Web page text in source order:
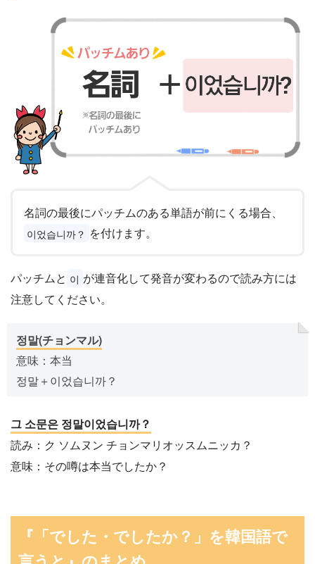
名詞の最後にパッチムのある単語が前にくる場合、
이었습니까？ を付けます。
パッチムと 이 が連音化して発音が変わるので読み方には
注意してください。
정말(チョンマル)
意味：本当
정말＋이었습니까？
그 소문은 정말이었습니까？
読み：ク ソムヌン チョンマリオッスムニッカ？
意味：その噂は本当でしたか？
『「でした・でしたか？」を韓国語で